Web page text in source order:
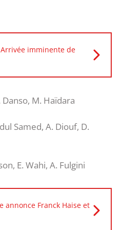
imminente de
Danso, M. Haïdara
Samed, A. Diouf, D.
E. Wahi, A. Fulgini
annonce Franck Haise et